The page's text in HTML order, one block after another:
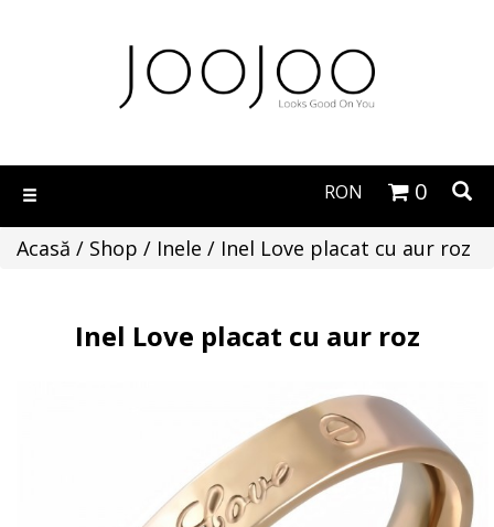
Toggle
0
RON
Acasă / Shop / Inele / Inel Love placat cu aur roz
Inel Love placat cu aur roz